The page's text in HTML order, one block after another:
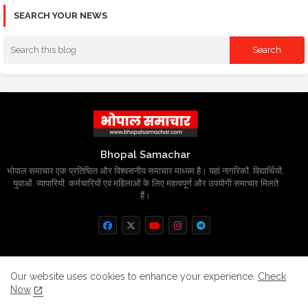
SEARCH YOUR NEWS
Bhopal Samachar
भोपाल समाचार एक प्रतिष्ठित और विश्वसनीय समाचार माध्यम है। यहां नागरिकों, विद्यार्थियों,
युवाओं, व्यापारियों, कर्मचारियों एवं महिलाओं के लिए महत्वपूर्ण और उपयोगी समाचार मिलते
हैं।
Home About Contact us
Privacy Policy
Our website uses cookies to enhance your experience. Check
Now